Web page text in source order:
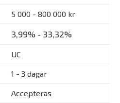
5 000 - 800 000 kr
3,99% - 33,32%
UC
1 - 3 dagar
Accepteras